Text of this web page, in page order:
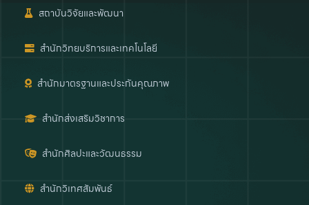
สถาบันวิจัยและพัฒนา
สำนักวิทยบริการและเทคโนโลยี
สำนักมาตรฐานและประกันคุณภาพ
สำนักส่งเสริมวิชาการ
สำนักศิลปะและวัฒนธรรม
สำนักวิเทศสัมพันธ์